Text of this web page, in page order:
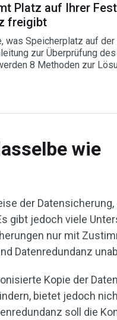
Platz auf Ihrer
freigibt
was Speicherplatz auf
zur Überprüfung
8 Methoden zur
wie
der
gibt jedoch viele
nur mit
Datenredundanz
Kopie der
bietet jedoch
soll die